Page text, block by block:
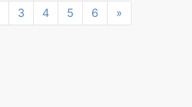
3 4 5 6 »